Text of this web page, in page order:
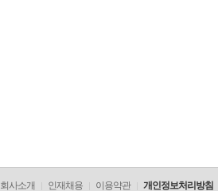
회사소개 인재채용 이용약관 개인정보처리방침